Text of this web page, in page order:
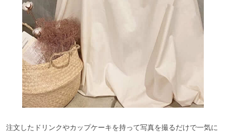
注文したドリンクやカップケーキを持って写真を撮るだけで一気に